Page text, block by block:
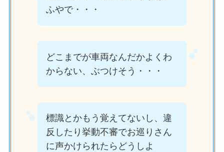
ふやで・・・
どこまでが車両なんだかよくわ
からない、ぶつけそう・・・
標識とかもう覚えてないし、違
反したり挙動不審でお巡りさん
に声かけられたらどうしよ